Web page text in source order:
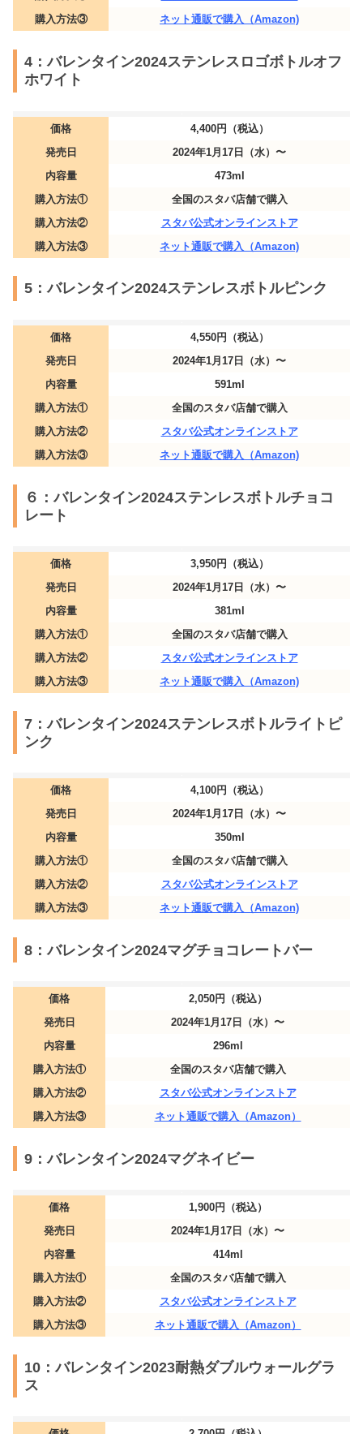
購入方法③
ネット通販で購入（Amazon)
4：バレンタイン2024ステンレスロゴボトルオフ
ホワイト
価格
4,400円（税込）
発売日
2024年1月17日（水）〜
内容量
473ml
購入方法①
全国のスタバ店舗で購入
購入方法②
スタバ公式オンラインストア
購入方法③
ネット通販で購入（Amazon)
5：バレンタイン2024ステンレスボトルピンク
価格
4,550円（税込）
発売日
2024年1月17日（水）〜
内容量
591ml
購入方法①
全国のスタバ店舗で購入
購入方法②
スタバ公式オンラインストア
購入方法③
ネット通販で購入（Amazon)
６：バレンタイン2024ステンレスボトルチョコ
レート
価格
3,950円（税込）
発売日
2024年1月17日（水）〜
内容量
381ml
購入方法①
全国のスタバ店舗で購入
購入方法②
スタバ公式オンラインストア
購入方法③
ネット通販で購入（Amazon)
7：バレンタイン2024ステンレスボトルライトピ
ンク
価格
4,100円（税込）
発売日
2024年1月17日（水）〜
内容量
350ml
購入方法①
全国のスタバ店舗で購入
購入方法②
スタバ公式オンラインストア
購入方法③
ネット通販で購入（Amazon)
8：バレンタイン2024マグチョコレートバー
価格
2,050円（税込）
発売日
2024年1月17日（水）〜
内容量
296ml
購入方法①
全国のスタバ店舗で購入
購入方法②
スタバ公式オンラインストア
購入方法③
ネット通販で購入（Amazon）
9：バレンタイン2024​マグネイビー
価格
1,900円（税込）
発売日
2024年1月17日（水）〜
内容量
414ml
購入方法①
全国のスタバ店舗で購入
購入方法②
スタバ公式オンラインストア
購入方法③
ネット通販で購入（Amazon）
10：バレンタイン2023耐熱ダブルウォールグラ
ス